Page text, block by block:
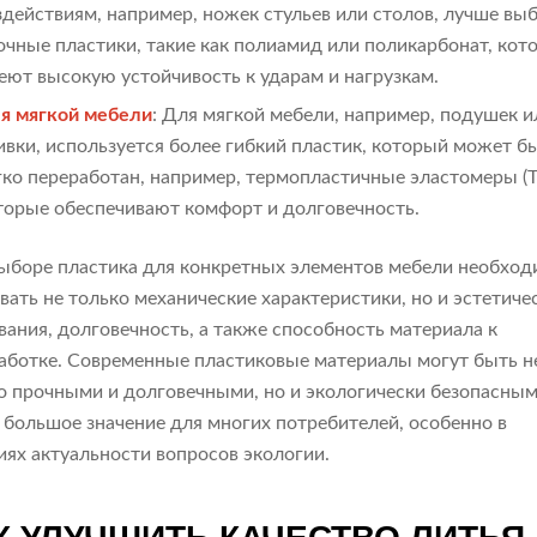
например, ножек стульев или столов, лучше
пластики, такие как полиамид или поликарбонат,
высокую устойчивость к ударам и нагрузкам.
мягкой мебели: Для мягкой мебели, например, подушек
используется более гибкий пластик, который может
переработан, например, термопластичные эластомеры
обеспечивают комфорт и долговечность.
пластика для конкретных элементов мебели
не только механические характеристики, но и
долговечность, а также способность материала к
Современные пластиковые материалы могут быть
прочными и долговечными, но и экологически
значение для многих потребителей, особенно в
актуальности вопросов экологии.